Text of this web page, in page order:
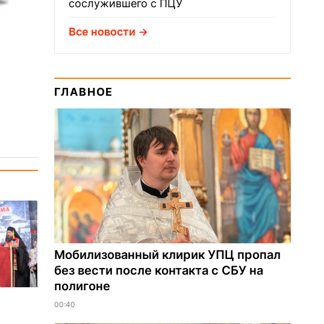
сослужившего с ПЦУ
Все новости
ГЛАВНОЕ
Мобилизованный клирик УПЦ пропал
без вести после контакта с СБУ на
полигоне
00:40